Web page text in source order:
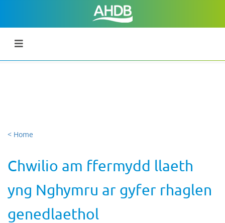
< Home
Chwilio am ffermydd llaeth
yng Nghymru ar gyfer rhaglen
genedlaethol